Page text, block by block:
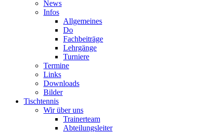
News
Infos
Allgemeines
Do
Fachbeiträge
Lehrgänge
Turniere
Termine
Links
Downloads
Bilder
Tischtennis
Wir über uns
Trainerteam
Abteilungsleiter